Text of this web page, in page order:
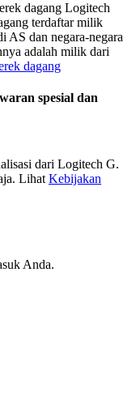
dagang Logitech
terdaftar milik
AS dan negara-negara
adalah milik dari
dagang
spesial dan
dari Logitech G.
Lihat Kebijakan
Anda.